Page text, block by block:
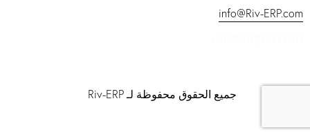
info@Riv-ERP.com
جميع الحقوق محفوظة لـ Riv-ERP